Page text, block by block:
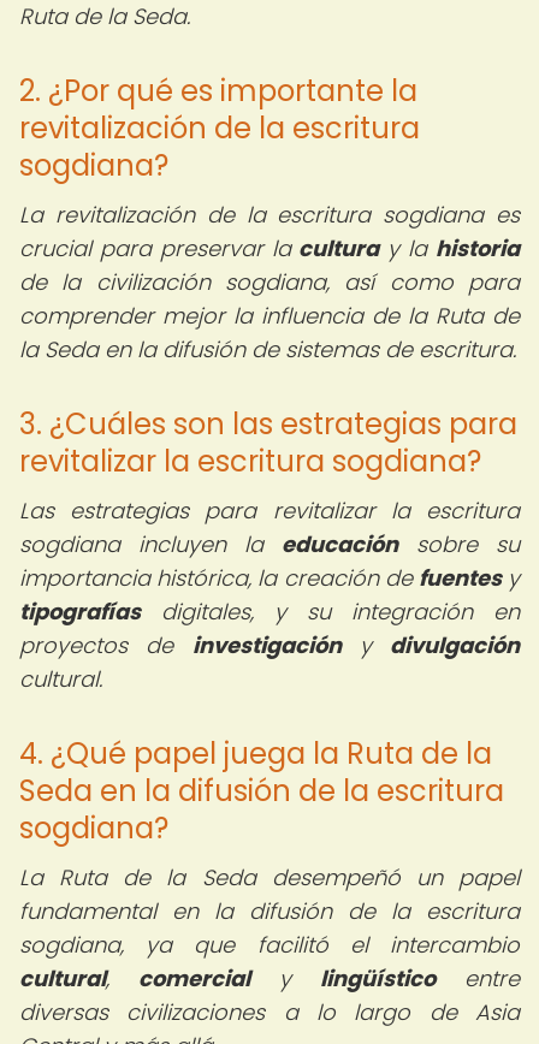
Ruta de la Seda.
2. ¿Por qué es importante la
revitalización de la escritura
sogdiana?
La revitalización de la escritura sogdiana es
crucial para preservar la culturay la historia
de la civilización sogdiana, así como para
comprender mejor la influencia de la Ruta de
la Seda en la difusión de sistemas de escritura.
3. ¿Cuáles son las estrategias para
revitalizar la escritura sogdiana?
Las estrategias para revitalizar la escritura
sogdiana incluyen la educaciónsobre su
importancia histórica, la creación de fuentesy
tipografíasdigitales, y su integración en
proyectos de investigacióny divulgación
cultural.
4. ¿Qué papel juega la Ruta de la
Seda en la difusión de la escritura
sogdiana?
La Ruta de la Seda desempeñó un papel
fundamental en la difusión de la escritura
sogdiana, ya que facilitó el intercambio
cultural, comercialy lingüísticoentre
diversas civilizaciones a lo largo de Asia